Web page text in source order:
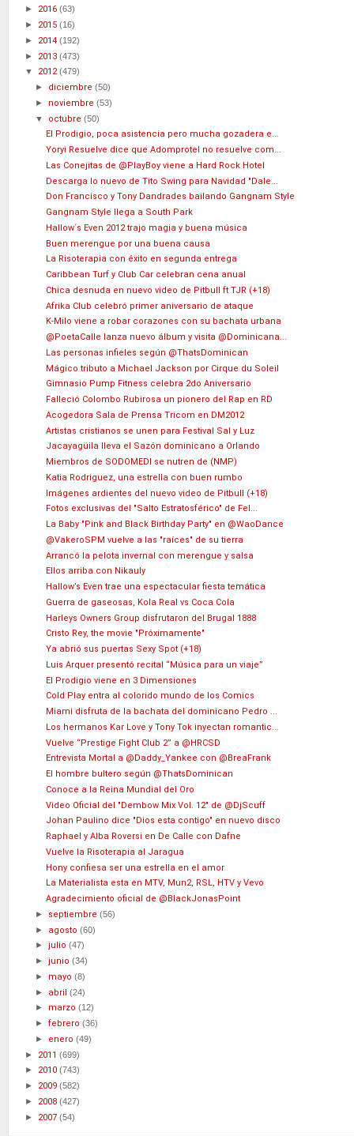
► 2016 (63)
► 2015 (16)
► 2014 (192)
► 2013 (473)
▼ 2012(479)
► diciembre(50)
► noviembre(53)
▼ octubre(50)
El Prodigio, poca asistencia pero mucha gozadera e...
Yoryi Resuelve dice que Adomprotel no resuelve com...
Las Conejitas de @PlayBoy viene a Hard Rock Hotel
Descarga lo nuevo de Tito Swing para Navidad "Dale...
Don Francisco y Tony Dandrades bailando Gangnam Style
Gangnam Style llega a South Park
Hallow´s Even 2012 trajo magia y buena música
Buen merengue por una buena causa
La Risoterapia con éxito en segunda entrega
Caribbean Turf y Club Car celebran cena anual
Chica desnuda en nuevo video de Pitbull ft TJR (+18)
Afrika Club celebró primer aniversario de ataque
K-Milo viene a robar corazones con su bachata urbana
@PoetaCalle lanza nuevo álbum y visita @Dominicana...
Las personas infieles según @ThatsDominican
Mágico tributo a Michael Jackson por Cirque du Soleil
Gimnasio Pump Fitness celebra 2do Aniversario
Falleció Colombo Rubirosa un pionero del Rap en RD
Acogedora Sala de Prensa Tricom en DM2012
Artistas cristianos se unen para Festival Sal y Luz
Jacayagüila lleva el Sazón dominicano a Orlando
Miembros de SODOMEDI se nutren de (NMP)
Katia Rodriguez, una estrella con buen rumbo
Imágenes ardientes del nuevo video de Pitbull (+18)
Fotos exclusivas del "Salto Estratosférico" de Fel...
La Baby "Pink and Black Birthday Party" en @WaoDance
@VakeroSPM vuelve a las "raíces" de su tierra
Arrancó la pelota invernal con merengue y salsa
Ellos arriba con Nikauly
Hallow’s Even trae una espectacular fiesta temática
Guerra de gaseosas, Kola Real vs Coca Cola
Harleys Owners Group disfrutaron del Brugal 1888
Cristo Rey, the movie "Próximamente"
Ya abrió sus puertas Sexy Spot (+18)
Luis Arquer presentó recital “Música para un viaje”
El Prodigio viene en 3 Dimensiones
Cold Play entra al colorido mundo de los Comics
Miami disfruta de la bachata del dominicano Pedro ...
Los hermanos Kar Love y Tony Tok inyectan romantic...
Vuelve “Prestige Fight Club 2” a @HRCSD
Entrevista Mortal a @Daddy_Yankee con @BreaFrank
El hombre bultero según @ThatsDominican
Conoce a la Reina Mundial del Oro
Video Oficial del "Dembow Mix Vol. 12" de @DjScuff
Johan Paulino dice "Dios esta contigo" en nuevo disco
Raphael y Alba Roversi en De Calle con Dafne
Vuelve la Risoterapia al Jaragua
Hony confiesa ser una estrella en el amor
La Materialista esta en MTV, Mun2, RSL, HTV y Vevo
Agradecimiento oficial de @BlackJonasPoint
► septiembre(56)
► agosto(60)
►julio(47)
►junio(34)
► mayo(8)
► abril(24)
► marzo(12)
►febrero(36)
► enero(49)
► 2011 (699)
► 2010 (743)
► 2009 (582)
► 2008 (427)
► 2007 (54)